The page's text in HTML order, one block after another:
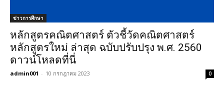
ข่าวการศึกษา
หลักสูตรคณิตศาสตร์ ตัวชี้วัดคณิตศาสตร์
หลักสูตรใหม่ ล่าสุด ฉบับปรับปรุง พ.ศ. 2560
ดาวน์โหลดที่นี่
admin001 - 10 กรกฎาคม 2023 0